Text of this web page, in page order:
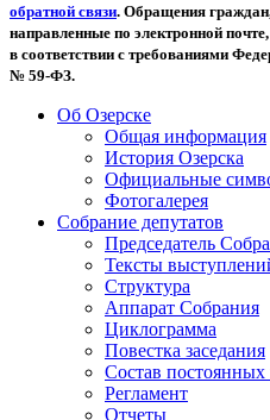
обратной связи. Обращения
направленные по электронной почте,
в соответствии с требованиями
№ 59-ФЗ.
Об Озерске
Общая информация
История Озерска
Официальные
Фотогалерея
Собрание депутатов
Председатель
Тексты
Структура
Аппарат Собрания
Циклограмма
Повестка заседания
Состав
Регламент
Отчеты